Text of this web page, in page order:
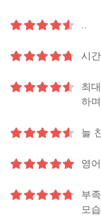
시
최
하
늘
영
부
모